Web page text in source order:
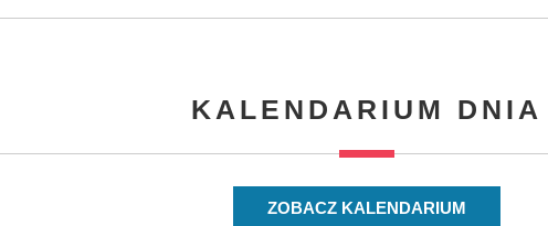
KALENDARIUM DNIA
ZOBACZ KALENDARIUM